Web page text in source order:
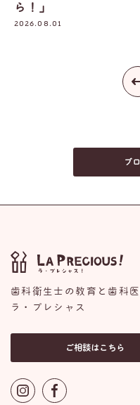
2026.08.01
ブ
歯科衛生士の教育と歯科
ラ・プレシャス
ご相談はこちら